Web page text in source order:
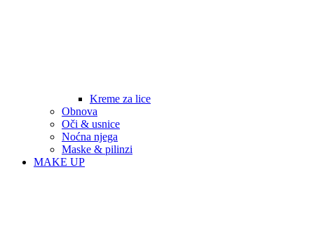
Kreme za lice
Obnova
Oči & usnice
Noćna njega
Maske & pilinzi
MAKE UP